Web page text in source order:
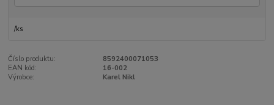
/ks
Číslo produktu:
8592400071053
EAN kód:
16-002
Výrobce:
Karel Nikl